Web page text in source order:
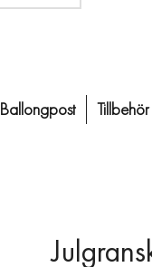
Ballongpost Tillbehör